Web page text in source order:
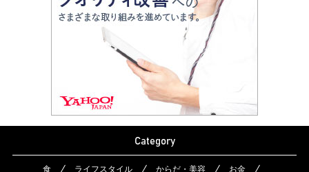
Category
食 ライフスタイル からだ・美容 お金